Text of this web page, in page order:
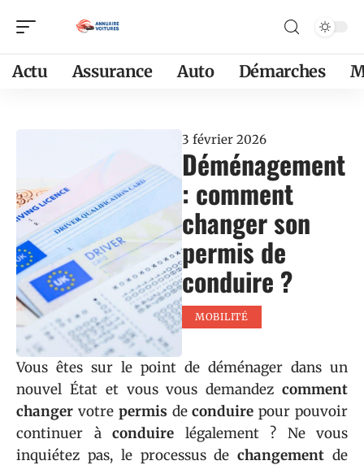
Actu Assurance Auto Démarches
3 février 2026
Déménagement
: comment
changer son
permis de
conduire ?
MOBILITÉ
Vous êtes sur le point de déménager dans un
nouvel État et vous vous demandez comment
changer votre permis deconduirepour pouvoir
continuer à conduire légalement ? Ne vous
inquiétez pas, le processus dechangement de